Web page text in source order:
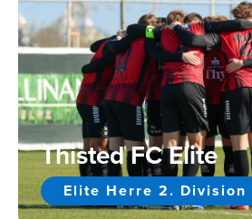
Thisted FC Elite
Elite Herre 2. Division